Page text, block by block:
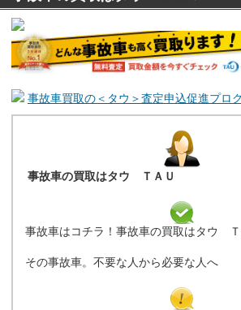
事故車買取の＜タウ＞査定申込促進プロ
事故車の買取はタウ ＴＡＵ
事故車はコチラ！事故車の買取はタウ Ｔ
その事故車。不要な人から必要な人へ